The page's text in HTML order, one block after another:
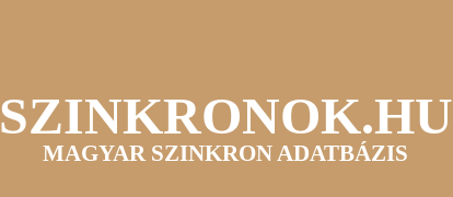
SZINKRONOK.HU
MAGYAR SZINKRON ADATBÁZIS